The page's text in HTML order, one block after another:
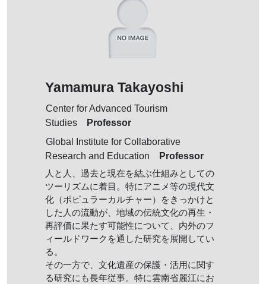
Yamamura Takayoshi
Center for Advanced Tourism
Studies
Professor
Global Institute for Collaborative
Research and Education
Professor
人と人、過去と現在を結ぶ仕組みとしての
ツーリズムに着目。特にアニメ等の現代文
化（ポピュラーカルチャー）をきっかけと
した人の流動が、地域の伝統文化の再生・
再評価に果たす可能性について、内外のフ
ィールドワークを通した研究を展開してい
る。
その一方で、文化遺産の保護・活用に関す
る研究にも長年従事。特に雲南省麗江にお